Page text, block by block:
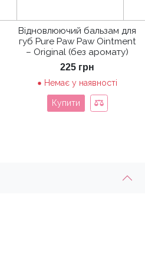
Відновлюючий бальзам для
губ Pure Paw Paw Ointment
– Original (без аромату)
225 грн
Немає у наявності
Купити